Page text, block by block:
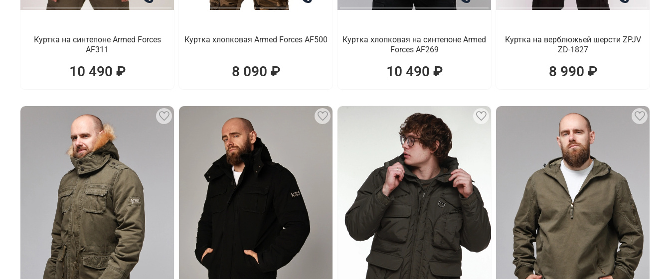
Куртка на синтепоне Armed Forces
AF311
10 490 ₽
Куртка хлопковая Armed Forces AF500
8 090 ₽
Куртка хлопковая на синтепоне Armed
Forces AF269
10 490 ₽
Куртка на верблюжьей шерсти ZPJV
ZD-1827
8 990 ₽